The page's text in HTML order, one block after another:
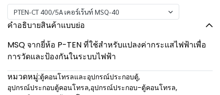
PTEN-CT 400/5A เคอร์เร้นท์ MSQ-40
คำอธิบายสินค้าแบบย่อ
MSQ จากยี่ห้อ P-TEN ที่ใช้สำหรับแปลงค่ากระแสไฟฟ้าเพื่อ
การวัดและป้องกันในระบบไฟฟ้า
หมวดหมู่:ตู้คอนโทรลและอุปกรณ์ประกอบตู้,
อุปกรณ์ประกอบตู้คอนโทรล,อุปกรณ์ประกอบ-ตู้คอนโทรล,